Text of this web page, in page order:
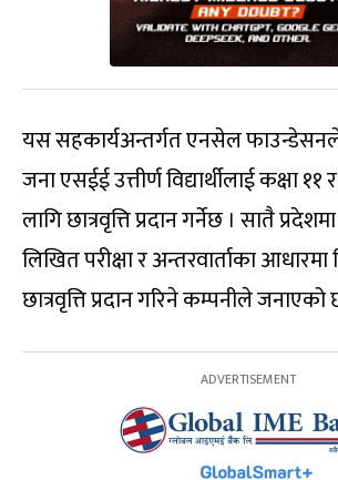
यस सहकार्यअन्तर्गत एनसेल
जना एसईई उत्तीर्ण विद्यार्थीलाई कक्षा
लागि छात्रवृत्ति प्रदान गर्नेछ । सातै
लिखित परीक्षा र अन्तरवार्ताका आधारमा
छात्रवृत्ति प्रदान गरिने कम्पनीले जनाएको